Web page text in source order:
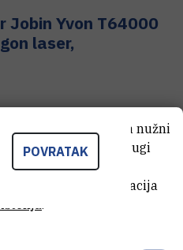
Jobin Yvon T64000
laser,
POVRATAK
Neki od tih kolačića nužni
stranice, dok se drugi
stranice radi
Za više informacija